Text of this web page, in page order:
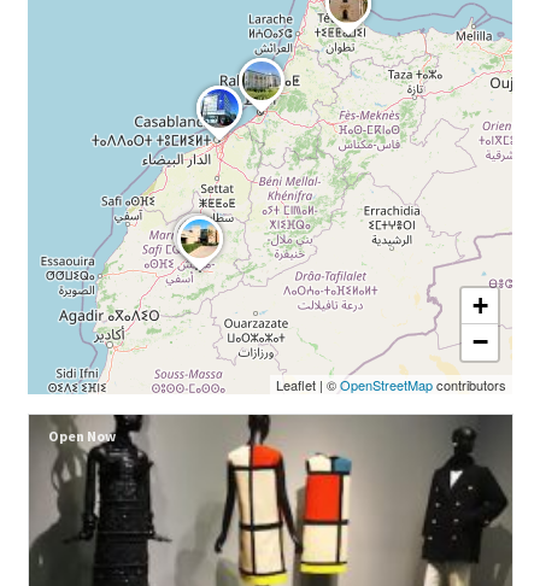
Open Now
+
−
Leaflet | ©OpenStreetMapcontributors